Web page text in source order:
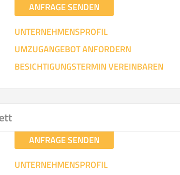
ANFRAGE SENDEN
UNTERNEHMENSPROFIL
UMZUGANGEBOT ANFORDERN
BESICHTIGUNGSTERMIN VEREINBAREN
ANFRAGE SENDEN
UNTERNEHMENSPROFIL